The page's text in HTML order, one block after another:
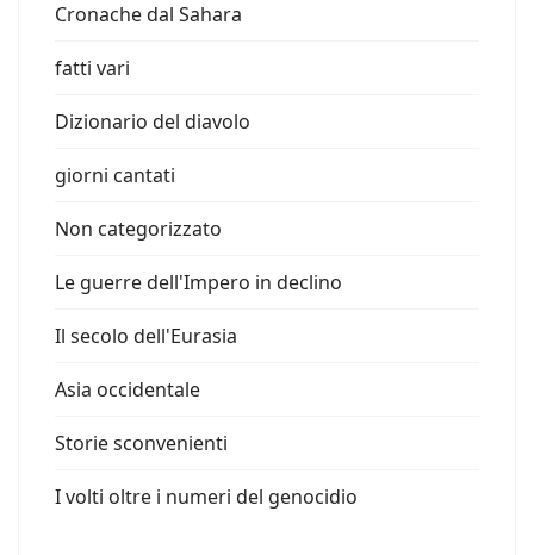
Cronache dal Sahara
fatti vari
Dizionario del diavolo
giorni cantati
Non categorizzato
Le guerre dell'Impero in declino
Il secolo dell'Eurasia
Asia occidentale
Storie sconvenienti
I volti oltre i numeri del genocidio